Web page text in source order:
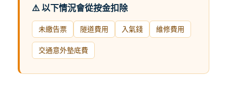
⚠️ 以下情況會從按金扣除
未繳告票 隧道費用 入氣錢 維修費用
交通意外墊底費